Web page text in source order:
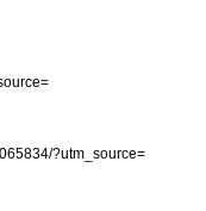
?utm_source=